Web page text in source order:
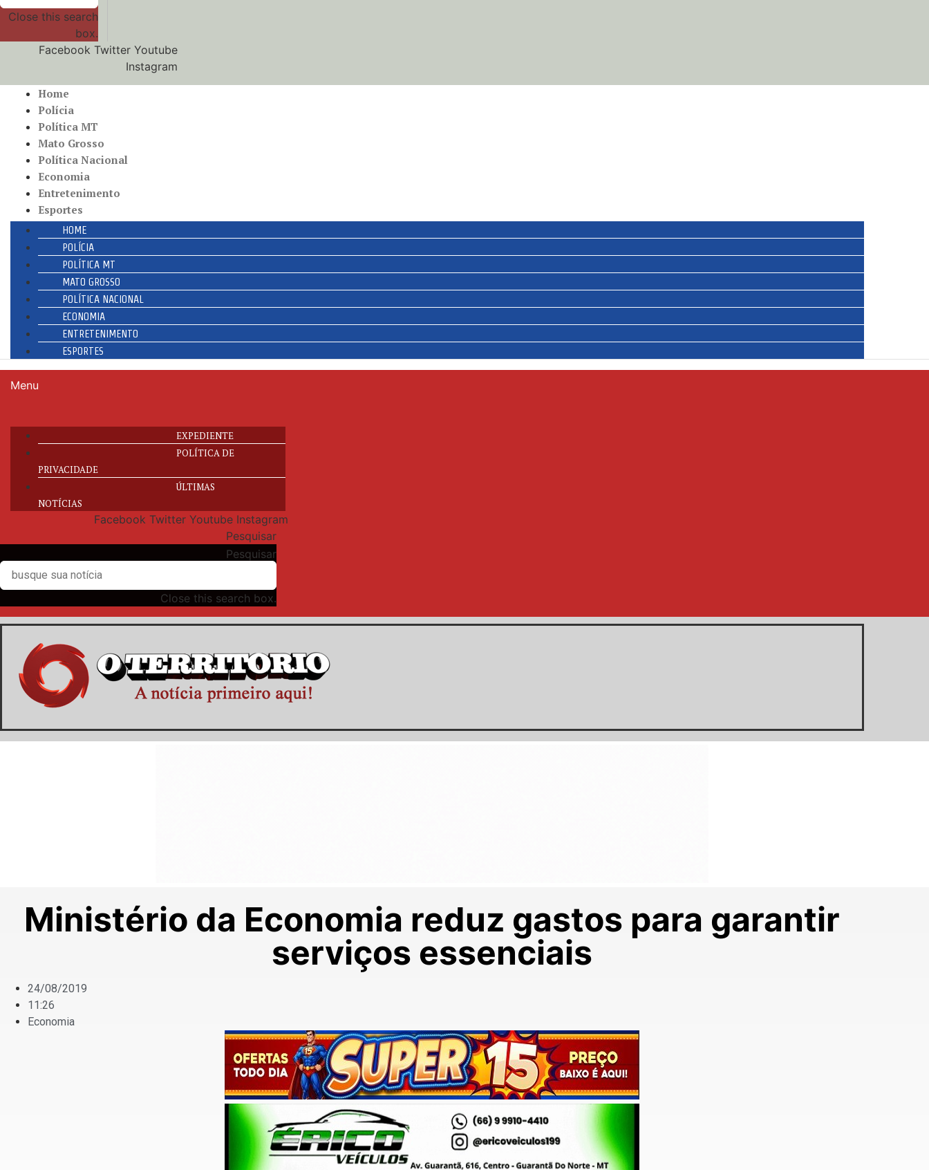
Close this search
box.
Facebook Twitter Youtube
Instagram
Home
Polícia
Política MT
Mato Grosso
Política Nacional
Economia
Entretenimento
Esportes
HOME
POLÍCIA
POLÍTICA MT
MATO GROSSO
POLÍTICA NACIONAL
ECONOMIA
ENTRETENIMENTO
ESPORTES
Menu
EXPEDIENTE
POLÍTICA DE
PRIVACIDADE
ÚLTIMAS
NOTÍCIAS
Facebook Twitter Youtube Instagram
Pesquisar
Pesquisar
Close this search box.
Ministério da Economia reduz gastos para garantir
serviços essenciais
24/08/2019
11:26
Economia